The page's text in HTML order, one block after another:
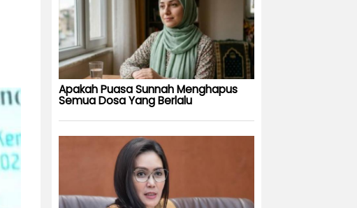
Apakah Puasa Sunnah Menghapus
Semua Dosa Yang Berlalu